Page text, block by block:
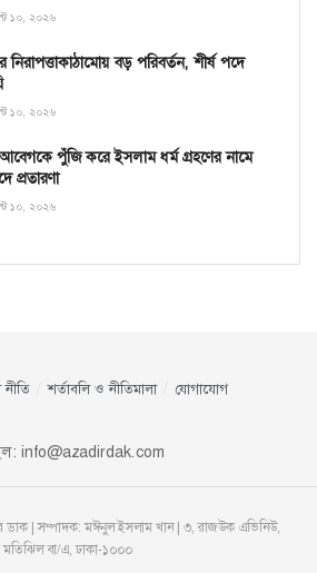
১০, ২০২৬
নিরাপত্তাকাঠামোয় বড় পরিবর্তন, শীর্ষ পদে
১০, ২০২৬
আবেগকে পুঁজি করে ইসলাম ধর্ম গ্রহণের নামে
প্রতারণা
১০, ২০২৬
শর্তাবলি ও নীতিমালা যোগাযোগ
info@azadirdak.com
| সম্পাদক: মঈনুল ইসলাম খান | ৩, রাজউক এভিনিউ,
মতিঝিল বা/এ, ঢাকা-১০০০